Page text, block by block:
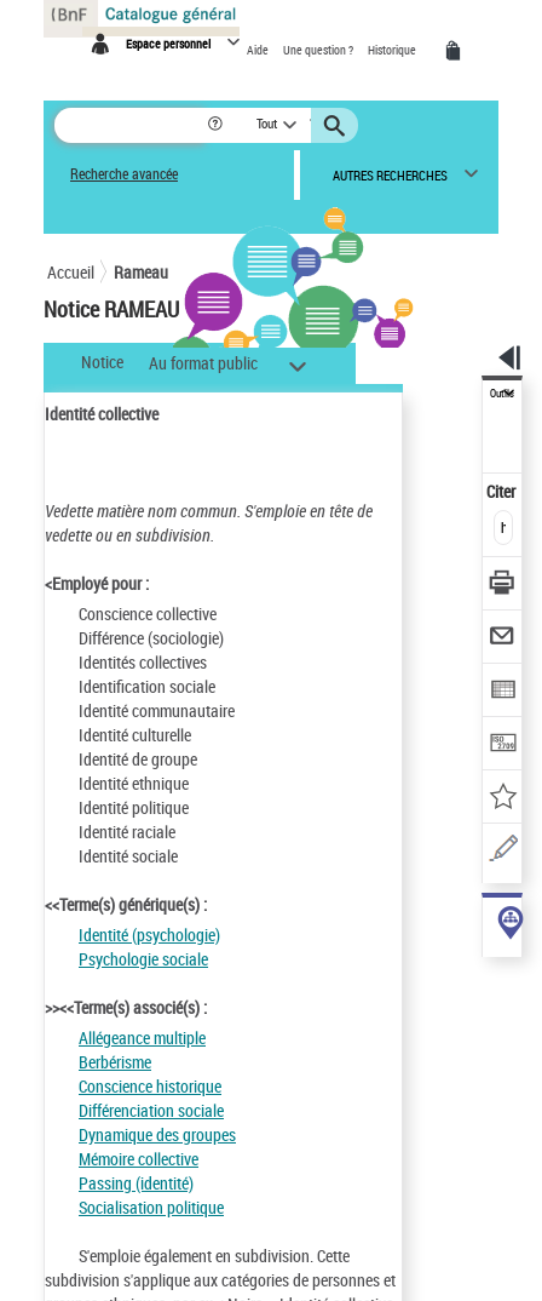
Espace personnel Aide Une question ? Historique
Tout
Recherche avancée AUTRES RECHERCHES
Accueil Rameau
Notice RAMEAU
Notice Au format public
Identité collective
Vedette matière nom commun. S'emploie en tête de
vedette ou en subdivision.
<Employé pour :
Conscience collective
Différence (sociologie)
Identités collectives
Identification sociale
Identité communautaire
Identité culturelle
Identité de groupe
Identité ethnique
Identité politique
Identité raciale
Identité sociale
<<Terme(s) générique(s) :
Identité (psychologie)
Psychologie sociale
>><<Terme(s) associé(s) :
Allégeance multiple
Berbérisme
Conscience historique
Différenciation sociale
Dynamique des groupes
Mémoire collective
Passing (identité)
Socialisation politique
S'emploie également en subdivision. Cette
subdivision s'applique aux catégories de personnes et
Outils
Citer
Panneau de gestion des cookies